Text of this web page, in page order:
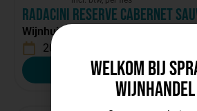
Radacini Reserve Cabernet
Wijnhuis:
2019
Bestellen
Welkom bij
Wijnhandel